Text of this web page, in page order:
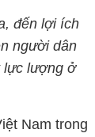
đến lợi ích
người dân
lực lượng ở
Nam trong